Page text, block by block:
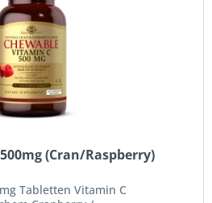
(Cran/Raspberry)
Tabletten Vitamin C